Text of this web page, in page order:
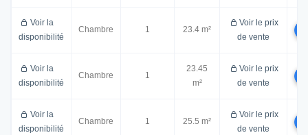
Voir la
disponibilité
Chambre 1 23.4 m²
Voir le prix
de vente
Voir la
disponibilité
Chambre 1
23.45
m²
Voir le prix
de vente
Voir la
disponibilité
Chambre 1 25.5 m²
Voir le prix
de vente